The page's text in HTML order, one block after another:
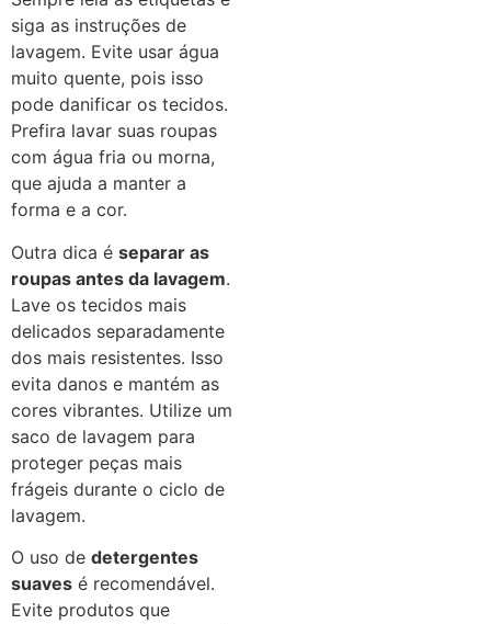
siga as instruções de
lavagem. Evite usar água
muito quente, pois isso
pode danificar os tecidos.
Prefira lavar suas roupas
com água fria ou morna,
que ajuda a manter a
forma e a cor.
Outra dica é separar as
roupas antes da lavagem.
Lave os tecidos mais
delicados separadamente
dos mais resistentes. Isso
evita danos e mantém as
cores vibrantes. Utilize um
saco de lavagem para
proteger peças mais
frágeis durante o ciclo de
lavagem.
O uso de detergentes
suaves é recomendável.
Evite produtos que